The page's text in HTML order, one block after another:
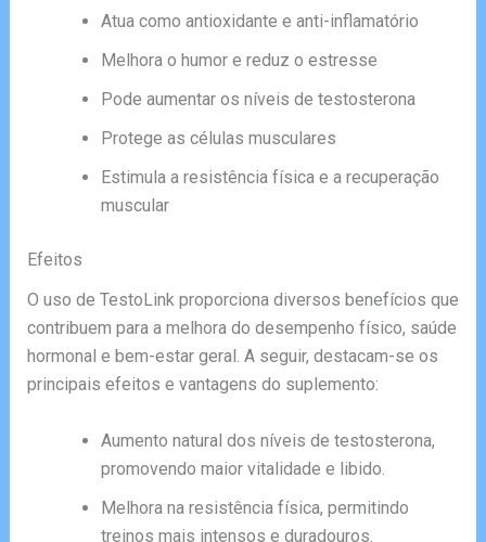
Atua como antioxidante e anti-inflamatório
Melhora o humor e reduz o estresse
Pode aumentar os níveis de testosterona
Protege as células musculares
Estimula a resistência física e a recuperação
muscular
Efeitos
O uso de TestoLink proporciona diversos benefícios que
contribuem para a melhora do desempenho físico, saúde
hormonal e bem-estar geral. A seguir, destacam-se os
principais efeitos e vantagens do suplemento:
Aumento natural dos níveis de testosterona,
promovendo maior vitalidade e libido.
Melhora na resistência física, permitindo
treinos mais intensos e duradouros.